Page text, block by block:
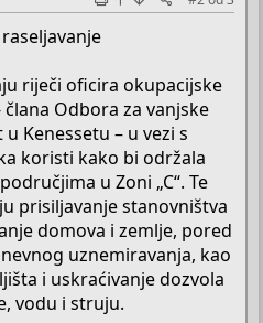
riječi oficira okupacijske
člana Odbora za vanjske
Kenessetu – u vezi s
koristi kako bi održala
u Zoni „C“. Te
prisiljavanje stanovništva
domova i zemlje, pored
uznemiravanja, kao
i uskraćivanje dozvola
vodu i struju.